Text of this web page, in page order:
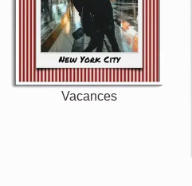
Vacances